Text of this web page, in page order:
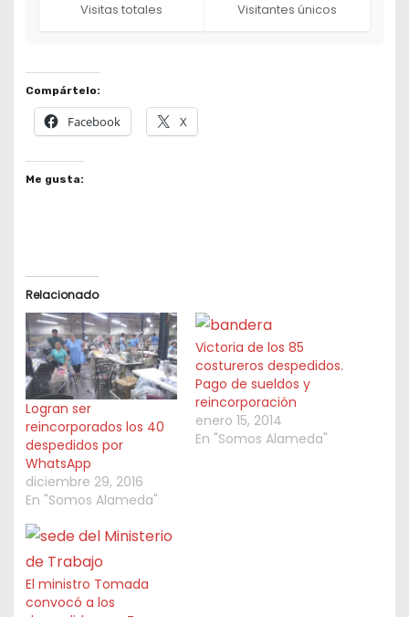
Visitas totales Visitantes únicos
Compártelo:
Facebook X
Me gusta:
Relacionado
Logran ser
reincorporados los 40
despedidos por
WhatsApp
diciembre 29, 2016
En "Somos Alameda"
Victoria de los 85
costureros despedidos.
Pago de sueldos y
reincorporación
enero 15, 2014
En "Somos Alameda"
El ministro Tomada
convocó a los